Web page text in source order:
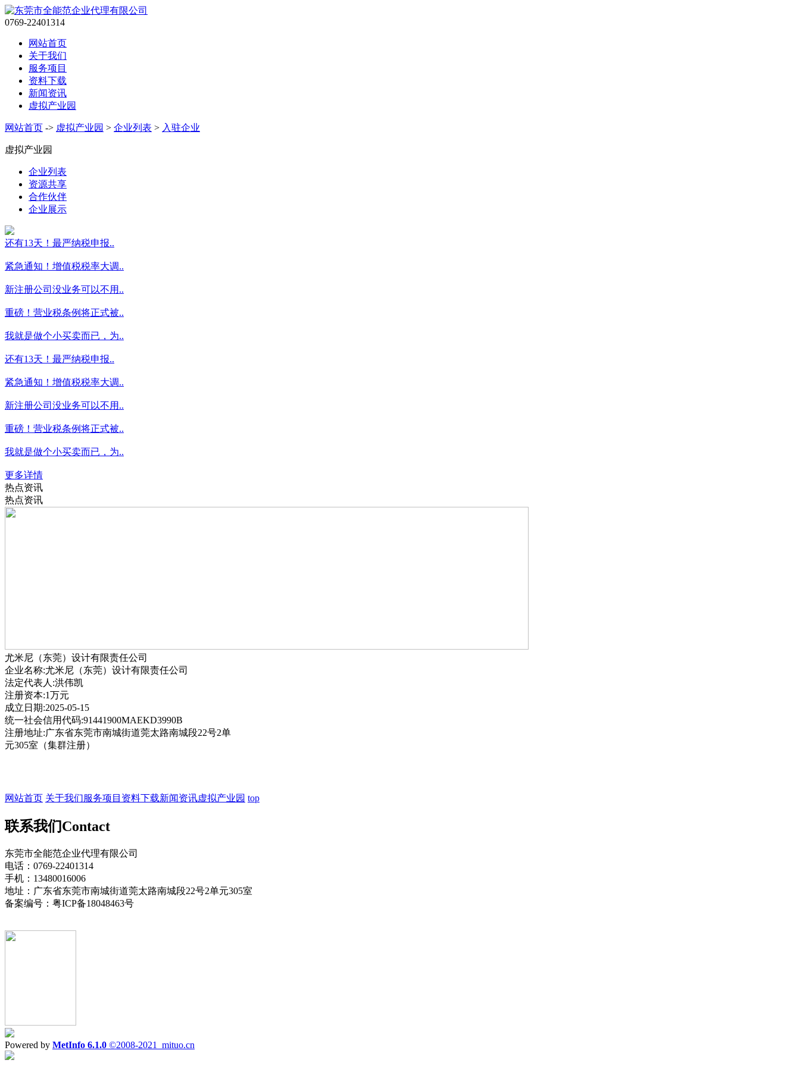
0769-22401314
网站首页
关于我们
服务项目
资料下载
新闻资讯
虚拟产业园
网站首页 -> 虚拟产业园 > 企业列表 > 入驻企业
虚拟产业园
企业列表
资源共享
合作伙伴
企业展示
还有13天！最严纳税申报..
紧急通知！增值税税率大调..
新注册公司没业务可以不用..
重磅！营业税条例将正式被..
我就是做个小买卖而已，为..
还有13天！最严纳税申报..
紧急通知！增值税税率大调..
新注册公司没业务可以不用..
重磅！营业税条例将正式被..
我就是做个小买卖而已，为..
更多详情
热点资讯
热点资讯
尤米尼（东莞）设计有限责任公司
企业名称:尤米尼（东莞）设计有限责任公司
法定代表人:洪伟凯
注册资本:1万元
成立日期:2025-05-15
统一社会信用代码:91441900MAEKD3990B
注册地址:广东省东莞市南城街道莞太路南城段22号2单
元305室（集群注册）
网站首页 关于我们服务项目 资料下载新闻资讯虚拟产业园 top
联系我们Contact
东莞市全能范企业代理有限公司
电话：0769-22401314
手机：13480016006
地址：广东省东莞市南城街道莞太路南城段22号2单元305室
备案编号：粤ICP备18048463号
Powered by MetInfo 6.1.0 ©2008-2021 mituo.cn